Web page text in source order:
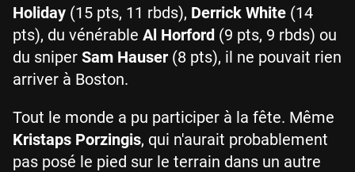
Holiday (15 pts, 11 rbds), Derrick White (14
pts), du vénérable Al Horford (9 pts, 9 rbds) ou
du sniper Sam Hauser (8 pts), il ne pouvait rien
arriver à Boston.
Tout le monde a pu participer à la fête. Même
Kristaps Porzingis, qui n'aurait probablement
pas posé le pied sur le terrain dans un autre